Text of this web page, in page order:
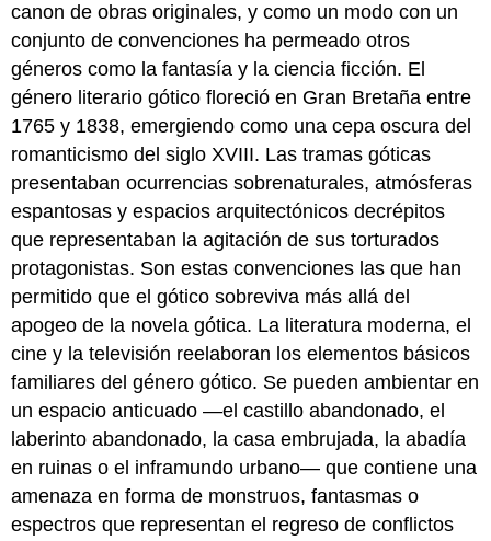
canon de obras originales, y como un modo con un
conjunto de convenciones ha permeado otros
géneros como la fantasía y la ciencia ficción. El
género literario gótico floreció en Gran Bretaña entre
1765 y 1838, emergiendo como una cepa oscura del
romanticismo del siglo XVIII. Las tramas góticas
presentaban ocurrencias sobrenaturales, atmósferas
espantosas y espacios arquitectónicos decrépitos
que representaban la agitación de sus torturados
protagonistas. Son estas convenciones las que han
permitido que el gótico sobreviva más allá del
apogeo de la novela gótica. La literatura moderna, el
cine y la televisión reelaboran los elementos básicos
familiares del género gótico. Se pueden ambientar en
un espacio anticuado —el castillo abandonado, el
laberinto abandonado, la casa embrujada, la abadía
en ruinas o el inframundo urbano— que contiene una
amenaza en forma de monstruos, fantasmas o
espectros que representan el regreso de conflictos